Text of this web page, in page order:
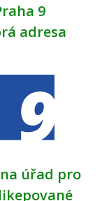
9
adresa
úřad pro